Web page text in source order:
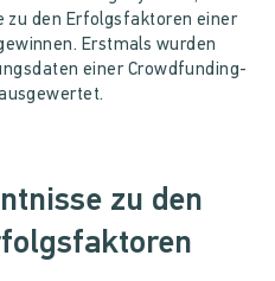
zu den Erfolgsfaktoren einer
Erstmals wurden
einer Crowdfunding-
zu den